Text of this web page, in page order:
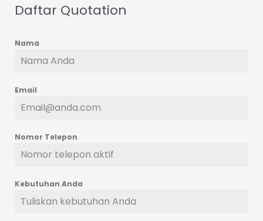
Daftar Quotation
Nama
Email
Nomor Telepon
Kebutuhan Anda